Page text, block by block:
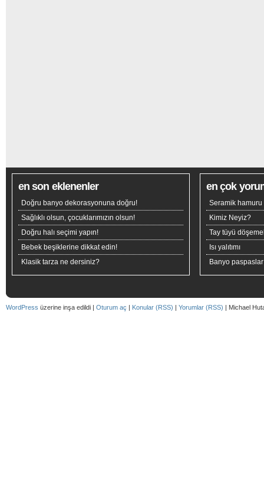
en son eklenenler
Doğru banyo dekorasyonuna doğru!
Sağlıklı olsun, çocuklarımızın olsun!
Doğru halı seçimi yapın!
Bebek beşiklerine dikkat edin!
Klasik tarza ne dersiniz?
en çok
Seramik hamuru
Kimiz Neyiz?
Tay tüyü
Isı yalıtımı
Banyo
WordPress üzerine inşa edildi | Oturum aç | Konular (RSS) | Yorumlar (RSS) | Michael